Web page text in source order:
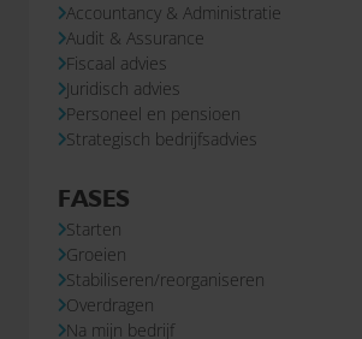
Accountancy & Administratie
Audit & Assurance
Fiscaal advies
Juridisch advies
Personeel en pensioen
Strategisch bedrijfsadvies
FASES
Starten
Groeien
Stabiliseren/reorganiseren
Overdragen
Na mijn bedrijf